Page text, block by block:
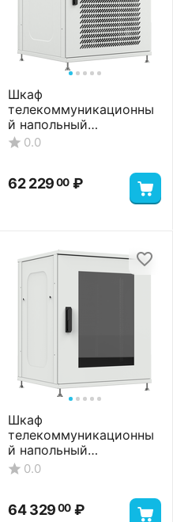
Шкаф
телекоммуникационны
й напольный
ШТНП-22U-800-1000-
0.0
62 22900 ₽
Шкаф
телекоммуникационны
й напольный
ШТНП-22U-800-1000-
0.0
64 32900 ₽